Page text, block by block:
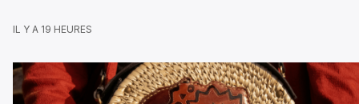
IL Y A 19 HEURES